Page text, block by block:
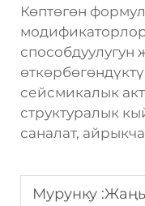
Көптөгөн
способдуулугун
өткөрбөгөндүктү
сейсмикалык
структуралык
саналат,
Мурунку :Жаңы